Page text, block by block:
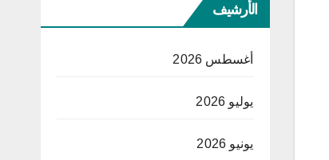
الأرشيف
أغسطس 2026
يوليو 2026
يونيو 2026